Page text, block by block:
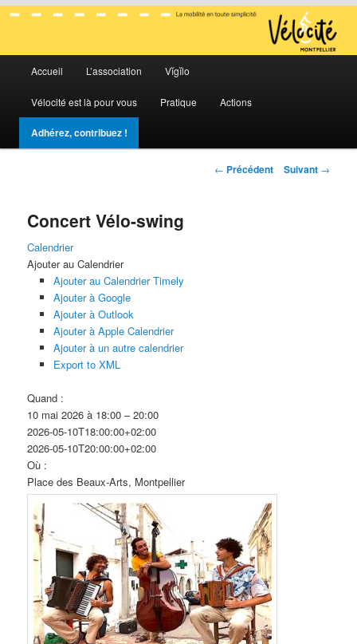
Vélocité Grand Montpellier
La mobilité en toute simplicité
Aller
au
contenu
Aller
au
contenu
Accueil L’association Vĭgĭlo
Vélocité est là pour vous Pratique Actions
Adhérez, contribuez !
Navigation
← Précédent Suivant →
Concert Vélo-swing
Calendrier
Ajouter au Calendrier
Ajouter au Calendrier Timely
Ajouter à Google
Ajouter à Outlook
Ajouter à Apple Calendrier
Ajouter à un autre calendrier
Export to XML
Quand :
10 mai 2026 à 18:00 – 20:00
2026-05-10T18:00:00+02:00
2026-05-10T20:00:00+02:00
Où :
Place des Beaux-Arts, Montpellier